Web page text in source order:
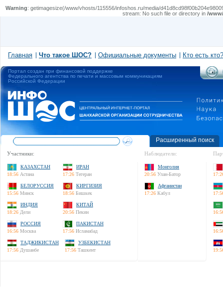
Warning: getimagesize(/www/vhosts/115556/infoshos.ru/media/
stream: No such file or directory in /
Главная Что такое ШОС? Официальные документы Кто есть кто?
Портал создан при финансовой поддержке
Федерального агентства по печати и массовым коммуникациям
Российской Федерации
Расширенный поиск
Участники:
КАЗАХСТАН
18:56 Астана
ИРАН
17:26 Тегеран
БЕЛОРУССИЯ
15:56 Минск
КИРГИЗИЯ
18:56 Бишкек
ИНДИЯ
18:26 Дели
КИТАЙ
20:56 Пекин
РОССИЯ
16:56 Москва
ПАКИСТАН
17:56 Исламабад
ТАДЖИКИСТАН
17:56 Душанбе
УЗБЕКИСТАН
17:56 Ташкент
Наблюдатели:
Монголия
20:56 Улан-Батор
Афганистан
17:26 Кабул